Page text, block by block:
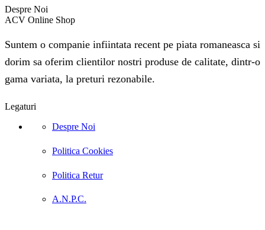
Despre Noi
ACV Online Shop
Suntem o companie infiintata recent pe piata romaneasca si
dorim sa oferim clientilor nostri produse de calitate, dintr-o
gama variata, la preturi rezonabile.
Legaturi
Despre Noi
Politica Cookies
Politica Retur
A.N.P.C.